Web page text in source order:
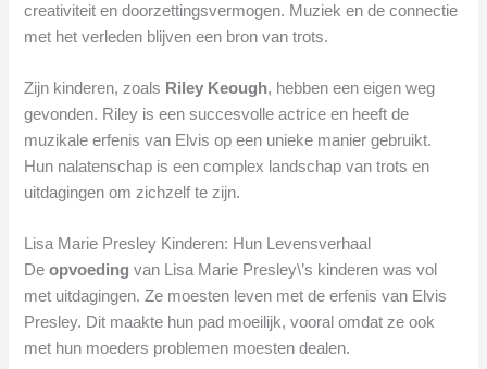
creativiteit en doorzettingsvermogen. Muziek en de connectie
met het verleden blijven een bron van trots.
Zijn kinderen, zoals Riley Keough, hebben een eigen weg
gevonden. Riley is een succesvolle actrice en heeft de
muzikale erfenis van Elvis op een unieke manier gebruikt.
Hun nalatenschap is een complex landschap van trots en
uitdagingen om zichzelf te zijn.
Lisa Marie Presley Kinderen: Hun Levensverhaal
Deopvoeding van Lisa Marie Presley\’s kinderen was vol
met uitdagingen. Ze moesten leven met de erfenis van Elvis
Presley. Dit maakte hun pad moeilijk, vooral omdat ze ook
met hun moeders problemen moesten dealen.